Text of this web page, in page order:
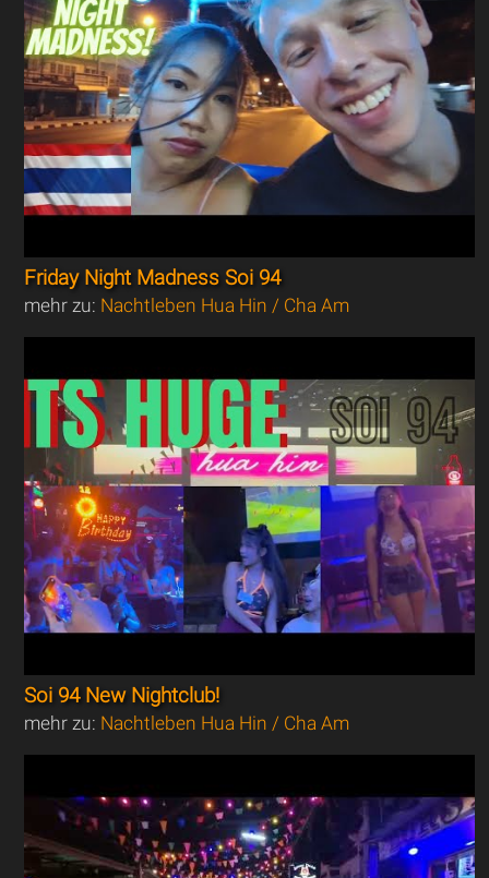
Friday Night Madness Soi 94
mehr zu: Nachtleben Hua Hin / Cha Am
Soi 94 New Nightclub!
mehr zu: Nachtleben Hua Hin / Cha Am